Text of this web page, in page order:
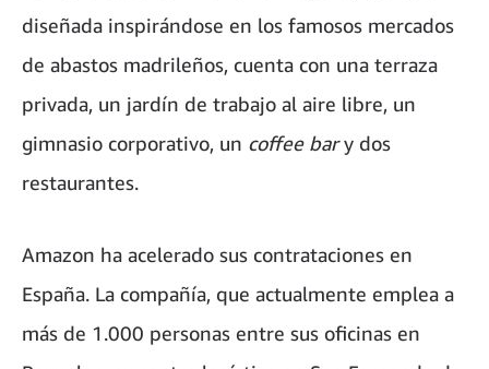
diseñada inspirándose en los famosos mercados
de abastos madrileños, cuenta con una terraza
privada, un jardín de trabajo al aire libre, un
gimnasio corporativo, un coffee bary dos
restaurantes.
Amazon ha acelerado sus contrataciones en
España. La compañía, que actualmente emplea a
más de 1.000 personas entre sus oficinas en